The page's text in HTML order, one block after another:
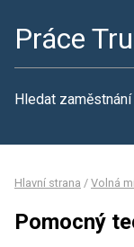
Práce
Hledat zaměstnání
Hlavní strana / Volná
Pomocný